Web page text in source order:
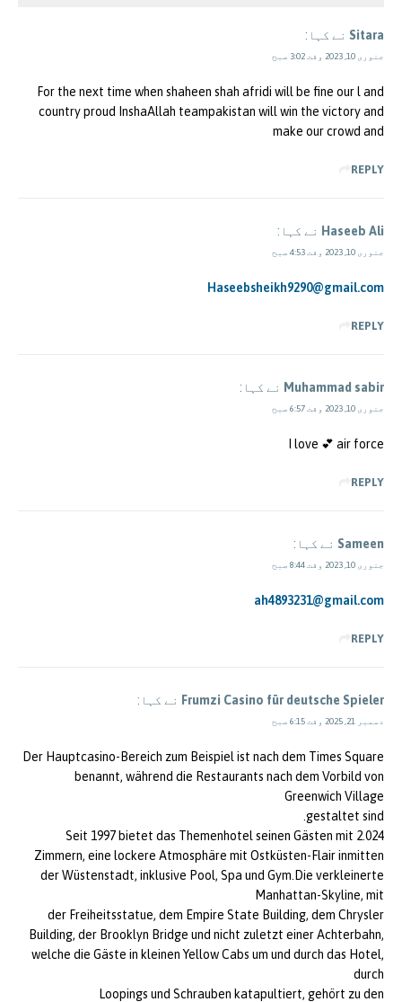
Sitara نے کہا:
جنوری 10, 2023 وقت 3:02 صبح
For the next time when shaheen shah afridi will be fine our l and
country proud InshaAllah teampakistan will win the victory and
make our crowd and
REPLY
Haseeb Ali نے کہا:
جنوری 10, 2023 وقت 4:53 صبح
Haseebsheikh9290@gmail.com
REPLY
Muhammad sabir نے کہا:
جنوری 10, 2023 وقت 6:57 صبح
I love 💕 air force
REPLY
Sameen نے کہا:
جنوری 10, 2023 وقت 8:44 صبح
ah4893231@gmail.com
REPLY
Frumzi Casino für deutsche Spieler نے کہا:
دسمبر 21, 2025 وقت 6:15 صبح
Der Hauptcasino-Bereich zum Beispiel ist nach dem Times Square
benannt, während die Restaurants nach dem Vorbild von
Greenwich Village
gestaltet sind.
Seit 1997 bietet das Themenhotel seinen Gästen mit 2.024
Zimmern, eine lockere Atmosphäre mit Ostküsten-Flair inmitten
der Wüstenstadt, inklusive Pool, Spa und Gym.Die verkleinerte
Manhattan-Skyline, mit
der Freiheitsstatue, dem Empire State Building, dem Chrysler
Building, der Brooklyn Bridge und nicht zuletzt einer Achterbahn,
welche die Gäste in kleinen Yellow Cabs um und durch das Hotel,
durch
Loopings und Schrauben katapultiert, gehört zu den